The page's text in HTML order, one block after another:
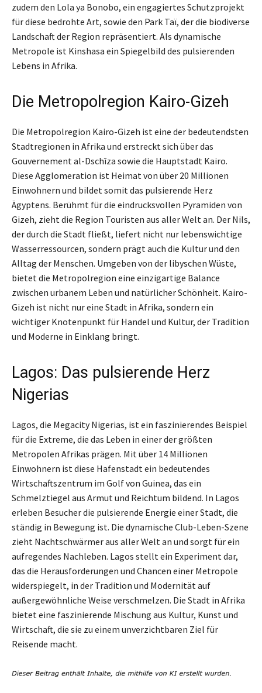
zudem den Lola ya Bonobo, ein engagiertes Schutzprojekt
für diese bedrohte Art, sowie den Park Taï, der die biodiverse
Landschaft der Region repräsentiert. Als dynamische
Metropole ist Kinshasa ein Spiegelbild des pulsierenden
Lebens in Afrika.
Die Metropolregion Kairo-Gizeh
Die Metropolregion Kairo-Gizeh ist eine der bedeutendsten
Stadtregionen in Afrika und erstreckt sich über das
Gouvernement al-Dschīza sowie die Hauptstadt Kairo.
Diese Agglomeration ist Heimat von über 20 Millionen
Einwohnern und bildet somit das pulsierende Herz
Ägyptens. Berühmt für die eindrucksvollen Pyramiden von
Gizeh, zieht die Region Touristen aus aller Welt an. Der Nils,
der durch die Stadt fließt, liefert nicht nur lebenswichtige
Wasserressourcen, sondern prägt auch die Kultur und den
Alltag der Menschen. Umgeben von der libyschen Wüste,
bietet die Metropolregion eine einzigartige Balance
zwischen urbanem Leben und natürlicher Schönheit. Kairo-
Gizeh ist nicht nur eine Stadt in Afrika, sondern ein
wichtiger Knotenpunkt für Handel und Kultur, der Tradition
und Moderne in Einklang bringt.
Lagos: Das pulsierende Herz
Nigerias
Lagos, die Megacity Nigerias, ist ein faszinierendes Beispiel
für die Extreme, die das Leben in einer der größten
Metropolen Afrikas prägen. Mit über 14 Millionen
Einwohnern ist diese Hafenstadt ein bedeutendes
Wirtschaftszentrum im Golf von Guinea, das ein
Schmelztiegel aus Armut und Reichtum bildend. In Lagos
erleben Besucher die pulsierende Energie einer Stadt, die
ständig in Bewegung ist. Die dynamische Club-Leben-Szene
zieht Nachtschwärmer aus aller Welt an und sorgt für ein
aufregendes Nachleben. Lagos stellt ein Experiment dar,
das die Herausforderungen und Chancen einer Metropole
widerspiegelt, in der Tradition und Modernität auf
außergewöhnliche Weise verschmelzen. Die Stadt in Afrika
bietet eine faszinierende Mischung aus Kultur, Kunst und
Wirtschaft, die sie zu einem unverzichtbaren Ziel für
Reisende macht.